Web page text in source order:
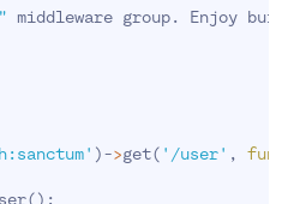
middleware group. Enjoy
)->get( '/user' ,
() ;